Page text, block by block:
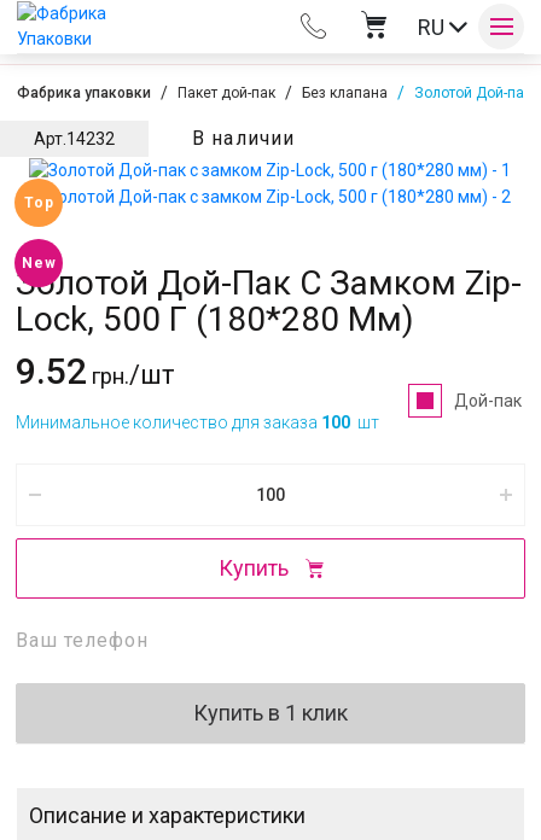
RU
Оплата и доставка
Фабрика упаковки Пакет дой-пак Без клапана Золотой Дой-пак
Арт. 14232 В наличии
Top
New
Золотой Дой-Пак С Замком Zip-
Lock, 500 Г (180*280 Мм)
9.52 грн./шт
Минимальное количество для заказа 100 шт
Дой-пак
Купить
Купить в 1 клик
Описание и характеристики